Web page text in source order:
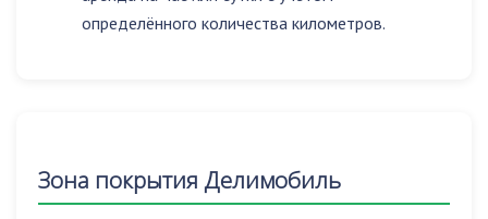
определённого количества километров.
Зона покрытия Делимобиль